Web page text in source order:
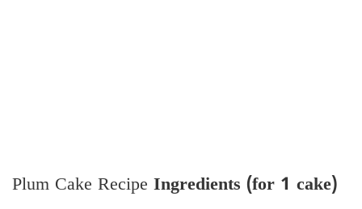
Plum Cake Recipe Ingredients (for 1 cake)